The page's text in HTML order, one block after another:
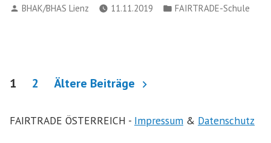
Verfasst
BHAK/BHAS Lienz 11.11.2019
Veröffentlicht
FAIRTRADE-Schule
Seitennummerierung
Beiträge
1 2 Ältere Beiträge
FAIRTRADE ÖSTERREICH - Impressum & Datenschutz